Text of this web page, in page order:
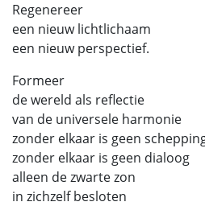
Regenereer
een nieuw lichtlichaam
een nieuw perspectief.
Formeer
de wereld als reflectie
van de universele harmonie
zonder elkaar is geen
zonder elkaar is geen dialoog
alleen de zwarte zon
in zichzelf besloten